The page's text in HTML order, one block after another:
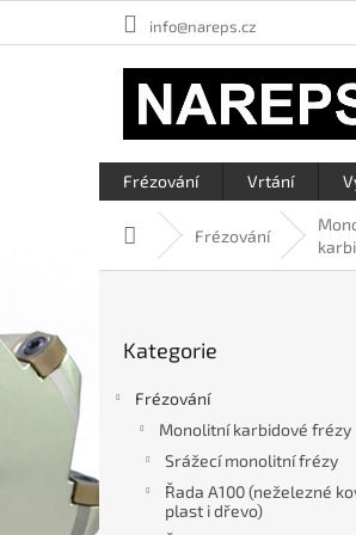
info@nareps.cz
Frézování Vrtání
Domů Frézování
í
kategorie
Kategorie
Frézování
Monolitní karbidové frézy
Srážecí monolitní frézy
Řada A100 (neželezné
plast i dřevo)